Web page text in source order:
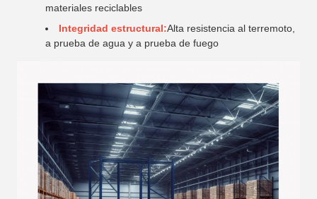
materiales reciclables
Integridad estructural:Alta resistencia al terremoto,
a prueba de agua y a prueba de fuego